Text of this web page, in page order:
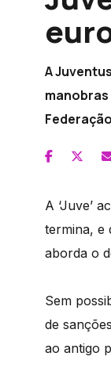
A
A ‘Juve’
termina, e
aborda o
Sem
de
ao antigo